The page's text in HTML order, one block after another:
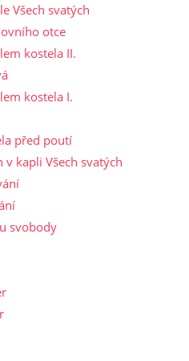
Všech svatých
otce
kostela II.
kostela I.
před poutí
kapli Všech svatých
svobody